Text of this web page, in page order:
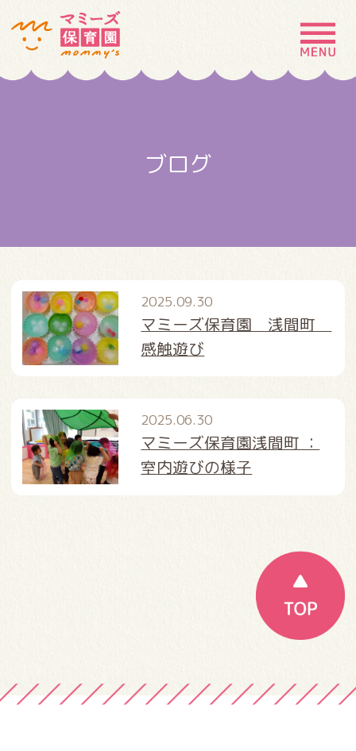
MENU
採用情報 お問い合わせ
ブログ
2025.09.30
マミーズ保育園 浅間町
感触遊び
2025.06.30
マミーズ保育園浅間町 ：
室内遊びの様子